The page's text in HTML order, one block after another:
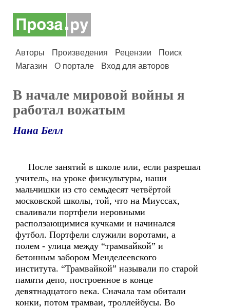
Авторы Произведения Рецензии
Поиск
Магазин
О портале Вход для авторов
В начале мировой войны я
работал вожатым
Нана Белл
После занятий в школе или, если разрешал
учитель, на уроке физкультуры, наши
мальчишки из сто семьдесят четвёртой
московской школы, той, что на Миуссах,
сваливали портфели неровными
расползающимися кучками и начинался
футбол. Портфели служили воротами, а
полем - улица между “трамвайкой” и
бетонным забором Менделеевского
института. “Трамвайкой” называли по старой
памяти депо, построенное в конце
девятнадцатого века. Сначала там обитали
конки, потом трамваи, троллейбусы. Во